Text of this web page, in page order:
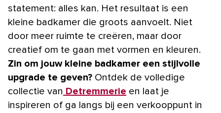
statement: alles kan. Het resultaat is een
kleine badkamer die groots aanvoelt. Niet
door meer ruimte te creëren, maar door
creatief om te gaan met vormen en kleuren.
Zin om jouw kleine badkamer een stijlvolle
upgrade te geven? Ontdek de volledige
collectie van Detremmerie en laat je
inspireren of ga langs bij een verkooppunt in